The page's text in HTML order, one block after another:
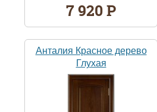
7 920 Р
Анталия Красное дерево
Глухая